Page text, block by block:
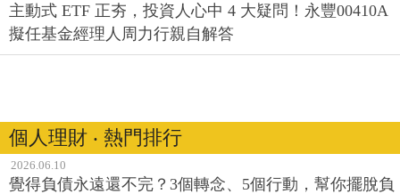
主動式 ETF 正夯，投資人心中 4 大疑問！永豐00410A
擬任基金經理人周力行親自解答
個人理財 ‧ 熱門排行
2026.06.10
覺得負債永遠還不完？3個轉念、5個行動，幫你擺脫負